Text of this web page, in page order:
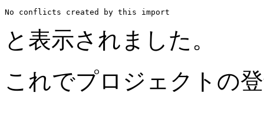
と表示されました。
これでプロジェクトの